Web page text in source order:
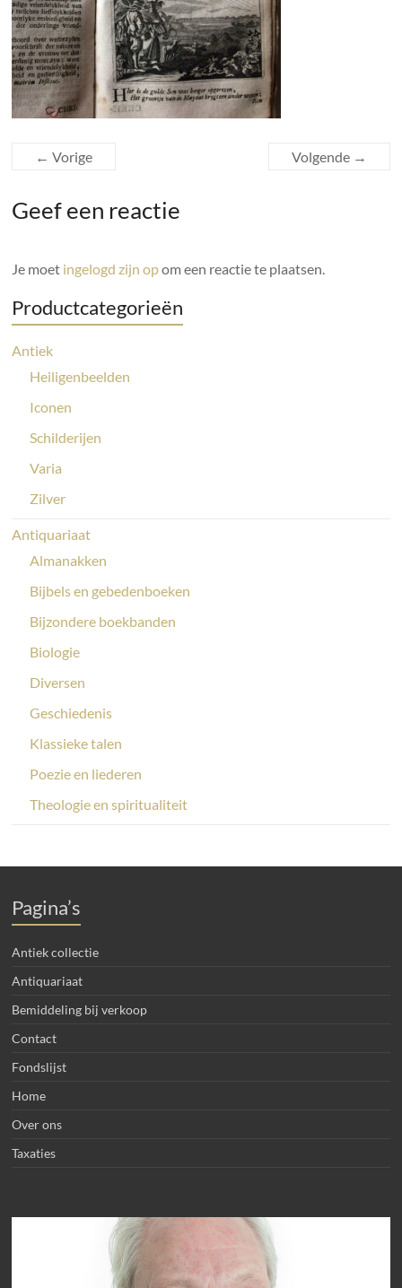
← Vorige Volgende →
Geef een reactie
Je moet ingelogd zijn opom een reactie te plaatsen.
Productcategorieën
Antiek
Heiligenbeelden
Iconen
Schilderijen
Varia
Zilver
Antiquariaat
Almanakken
Bijbels en gebedenboeken
Bijzondere boekbanden
Biologie
Diversen
Geschiedenis
Klassieke talen
Poezie en liederen
Theologie en spiritualiteit
Pagina’s
Antiek collectie
Antiquariaat
Bemiddeling bij verkoop
Contact
Fondslijst
Home
Over ons
Taxaties